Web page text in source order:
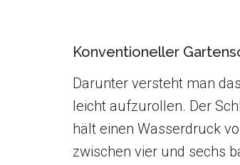
Konventioneller
Darunter versteht man
leicht aufzurollen. Der
hält einen Wasserdruck
zwischen vier und sechs